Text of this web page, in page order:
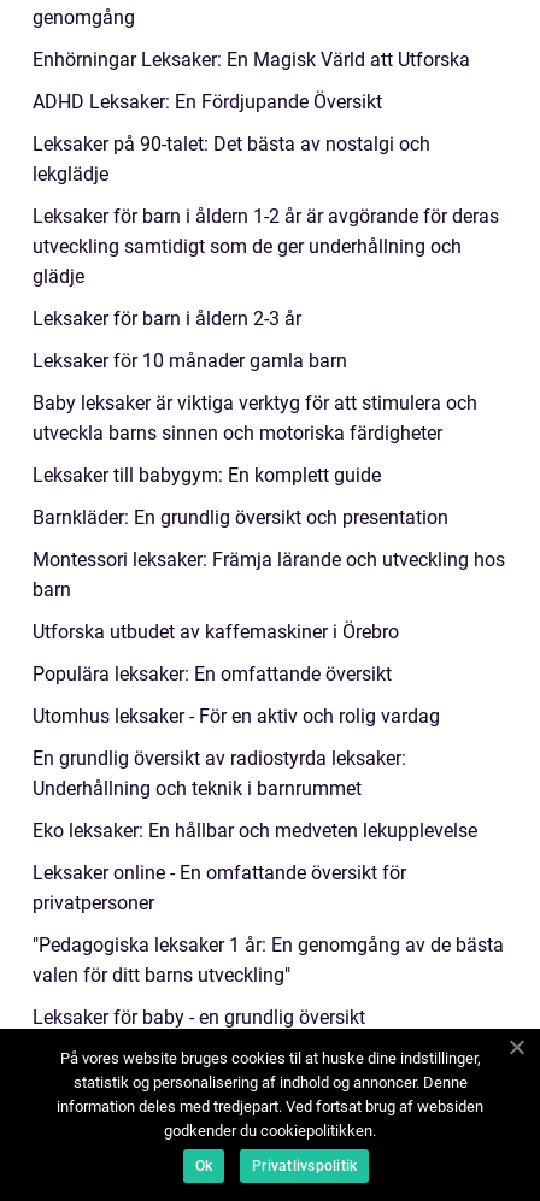
genomgång
Enhörningar Leksaker: En Magisk Värld att Utforska
ADHD Leksaker: En Fördjupande Översikt
Leksaker på 90-talet: Det bästa av nostalgi och
lekglädje
Leksaker för barn i åldern 1-2 år är avgörande för deras
utveckling samtidigt som de ger underhållning och
glädje
Leksaker för barn i åldern 2-3 år
Leksaker för 10 månader gamla barn
Baby leksaker är viktiga verktyg för att stimulera och
utveckla barns sinnen och motoriska färdigheter
Leksaker till babygym: En komplett guide
Barnkläder: En grundlig översikt och presentation
Montessori leksaker: Främja lärande och utveckling hos
barn
Utforska utbudet av kaffemaskiner i Örebro
Populära leksaker: En omfattande översikt
Utomhus leksaker - För en aktiv och rolig vardag
En grundlig översikt av radiostyrda leksaker:
Underhållning och teknik i barnrummet
Eko leksaker: En hållbar och medveten lekupplevelse
Leksaker online - En omfattande översikt för
privatpersoner
"Pedagogiska leksaker 1 år: En genomgång av de bästa
valen för ditt barns utveckling"
Leksaker för baby - en grundlig översikt
Leksaker till 1-åringar är viktiga för deras utveckling och
stimulering
Barnkläder för pojkar: En grundlig översikt
"Coola barnkläder tjej" - Den Ultimata Guiden för
På vores website bruges cookies til at huske dine indstillinger,
statistik og personalisering af indhold og annoncer. Denne
information deles med tredjepart. Ved fortsat brug af websiden
godkender du cookiepolitikken.
Ok Privatlivspolitik